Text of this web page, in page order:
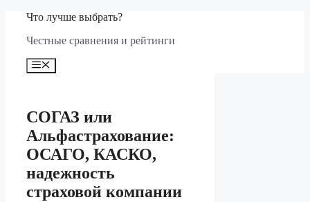
Перейти
содержимому
Что лучше выбрать?
Честные сравнения и рейтинги
Меню
СОГАЗ или
Альфастрахование:
ОСАГО, КАСКО,
надежность
страховой компании